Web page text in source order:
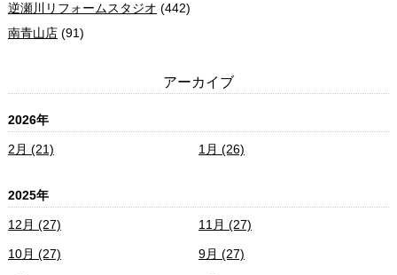
逆瀬川リフォームスタジオ (442)
南青山店(91)
アーカイブ
2026年
2月 (21) 1月 (26)
2025年
12月 (27) 11月 (27)
10月 (27) 9月 (27)